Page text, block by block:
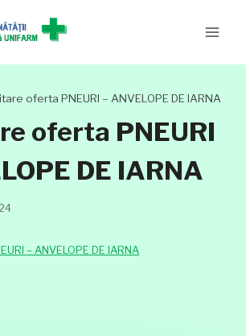
oferta PNEURI – ANVELOPE DE IARNA
oferta PNEURI
DE IARNA
– ANVELOPE DE IARNA